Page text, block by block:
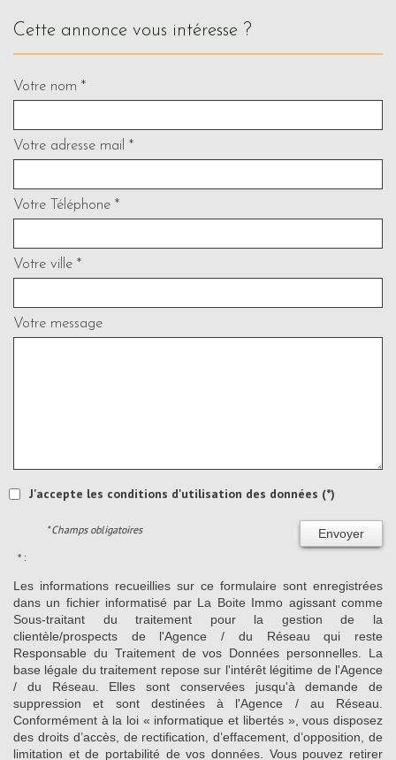
cette annonce vous intéresse ?
Votre nom *
Votre adresse mail *
Votre Téléphone *
Votre ville *
Votre message
J'accepte les conditions d'utilisation des données (*)
Envoyer
* Champs obligatoires
* :
Les informations recueillies sur ce formulaire sont enregistrées
dans un fichier informatisé par La Boite Immo agissant comme
Sous-traitant du traitement pour la gestion de la
clientèle/prospects de l'Agence / du Réseau qui reste
Responsable du Traitement de vos Données personnelles. La
base légale du traitement repose sur l'intérêt légitime de l'Agence
/ du Réseau. Elles sont conservées jusqu'à demande de
suppression et sont destinées à l'Agence / au Réseau.
Conformément à la loi « informatique et libertés », vous disposez
des droits d’accès, de rectification, d’effacement, d’opposition, de
limitation et de portabilité de vos données. Vous pouvez retirer